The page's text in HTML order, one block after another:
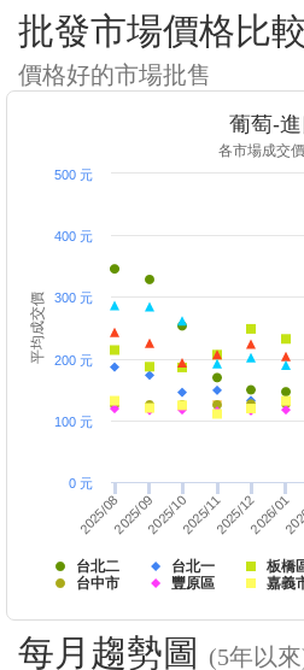
批發市場價格比較
價格好的市場批售
平均成交價
葡萄-進
各市場成交
台北二 台北一 板橋
台中市
豐原區 嘉義
2025/082025/092025/102025/112025/122026/01
0 元
100 元
200 元
300 元
400 元
500 元
每月趨勢圖 (5年以